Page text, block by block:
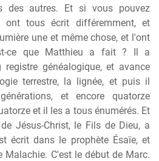
des autres. Et si vous pouvez
tous écrit différemment, et
une et même chose, et l'ont
ce que Matthieu a fait ? Il a
généalogique, et avance
terrestre, la lignée, et puis il
et encore quatorze
et il les a tous énumérés. Et
Jésus-Christ, le Fils de Dieu, a
écrit dans le prophète Ésaïe, et
Malachie. C'est le début de Marc.